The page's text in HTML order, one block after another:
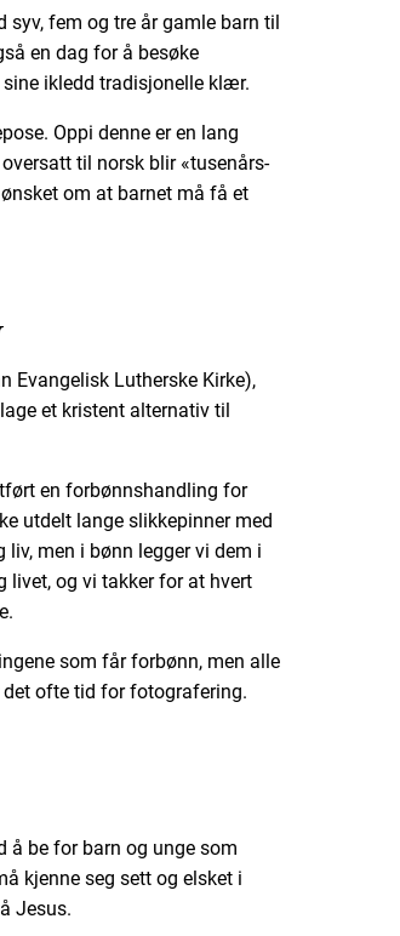
syv, fem og tre år gamle barn til
en dag for å besøke
ikledd tradisjonelle klær.
Oppi denne er en lang
til norsk blir «tusenårs-
om at barnet må få et
Evangelisk Lutherske Kirke),
et kristent alternativ til
en forbønnshandling for
utdelt lange slikkepinner med
men i bønn legger vi dem i
livet, og vi takker for at hvert
som får forbønn, men alle
ofte tid for fotografering.
å be for barn og unge som
kjenne seg sett og elsket i
Jesus.